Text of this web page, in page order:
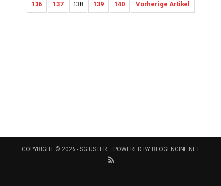
136 137 138 139 140 Vorherige Artikel
COPYRIGHT © 2026 - SG USTER POWERED BY BLOGENGINE.NET